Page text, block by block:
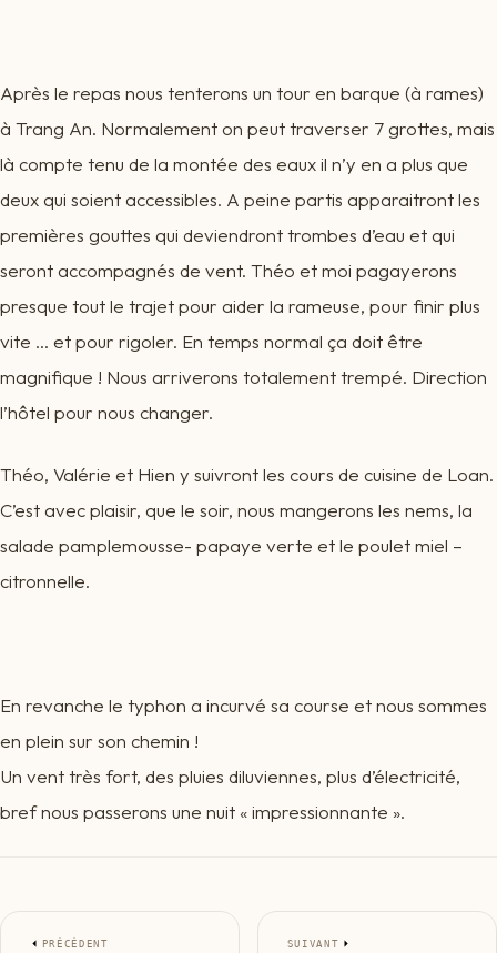
Après le repas nous tenterons un tour en barque (à rames)
à Trang An. Normalement on peut traverser 7 grottes, mais
là compte tenu de la montée des eaux il n’y en a plus que
deux qui soient accessibles. A peine partis apparaitront les
premières gouttes qui deviendront trombes d’eau et qui
seront accompagnés de vent. Théo et moi pagayerons
presque tout le trajet pour aider la rameuse, pour finir plus
vite … et pour rigoler. En temps normal ça doit être
magnifique ! Nous arriverons totalement trempé. Direction
l’hôtel pour nous changer.
Théo, Valérie et Hien y suivront les cours de cuisine de Loan.
C’est avec plaisir, que le soir, nous mangerons les nems, la
salade pamplemousse- papaye verte et le poulet miel –
citronnelle.
En revanche le typhon a incurvé sa course et nous sommes
en plein sur son chemin !
Un vent très fort, des pluies diluviennes, plus d’électricité,
bref nous passerons une nuit « impressionnante ».
PRÉCÉDENT SUIVANT